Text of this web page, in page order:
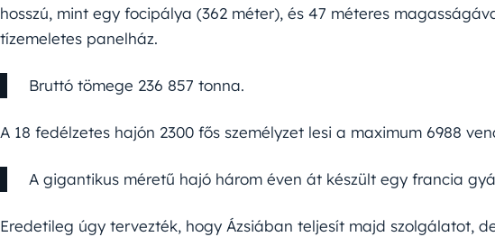
hosszú, mint egy focipálya (362 méter), és 47 méteres
tízemeletes panelház.
Bruttó tömege 236 857 tonna.
A 18 fedélzetes hajón 2300 fős személyzet lesi a maximum 6988
A gigantikus méretű hajó három éven át készült egy francia
Eredetileg úgy tervezték, hogy Ázsiában teljesít majd szolgálatot,